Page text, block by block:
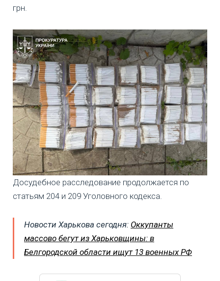
грн.
Досудебное расследование продолжается по
статьям 204 и 209 Уголовного кодекса.
Новости Харькова сегодня: Оккупанты
массово бегут из Харьковщины: в
Белгородской области ищут 13 военных РФ